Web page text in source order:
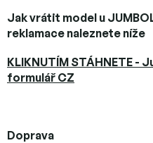
Jak vrátit model u
reklamace naleznete níže
KLIKNUTÍM STÁHNETE -
formulář CZ
Doprava